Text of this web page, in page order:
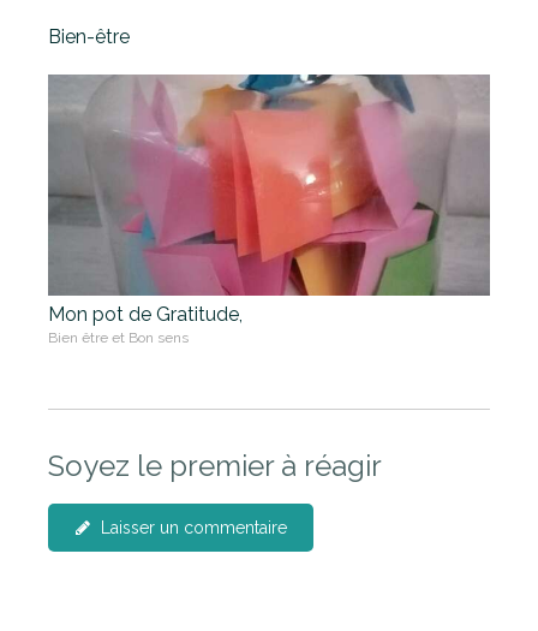
Bien-être
Mon pot de Gratitude,
Bien être et Bon sens
Soyez le premier à réagir
Laisser un commentaire